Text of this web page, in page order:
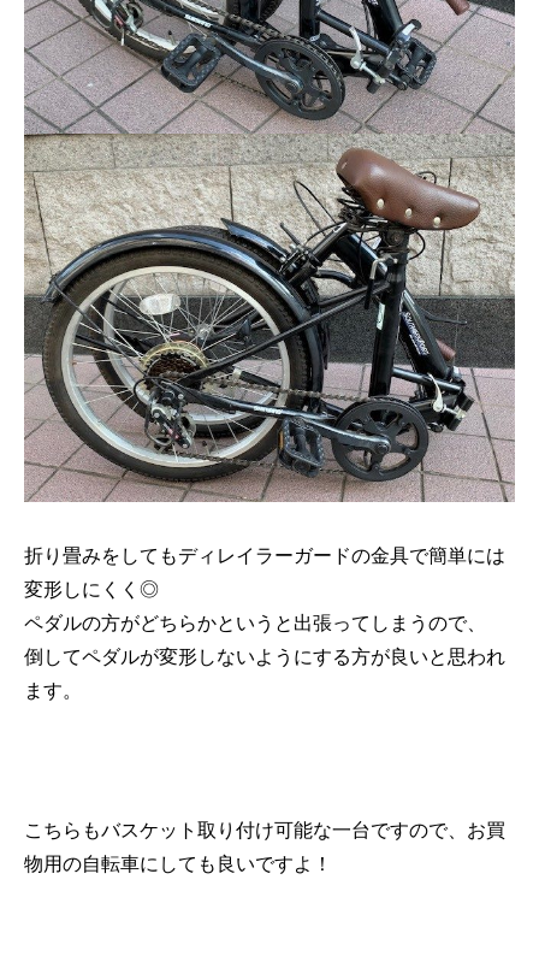
折り畳みをしてもディレイラーガードの金具で簡単には
変形しにくく◎
ペダルの方がどちらかというと出張ってしまうので、
倒してペダルが変形しないようにする方が良いと思われ
ます。
こちらもバスケット取り付け可能な一台ですので、お買
物用の自転車にしても良いですよ！